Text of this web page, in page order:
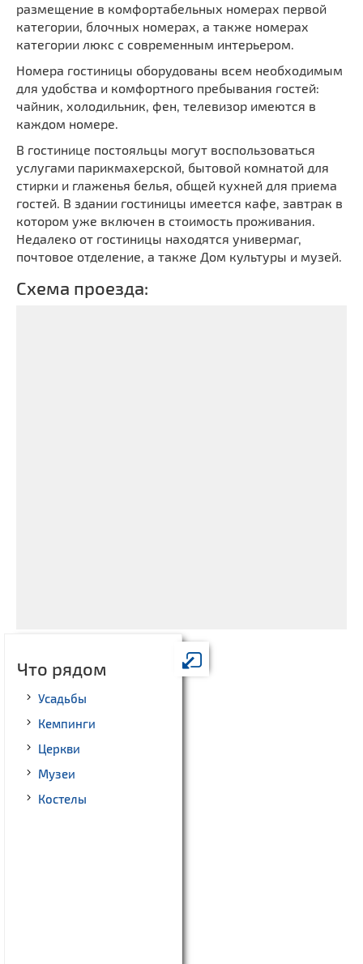
размещение в комфортабельных номерах первой
категории, блочных номерах, а также номерах
категории люкс с современным интерьером.
Номера гостиницы оборудованы всем необходимым
для удобства и комфортного пребывания гостей:
чайник, холодильник, фен, телевизор имеются в
каждом номере.
В гостинице постояльцы могут воспользоваться
услугами парикмахерской, бытовой комнатой для
стирки и глаженья белья, общей кухней для приема
гостей. В здании гостиницы имеется кафе, завтрак в
котором уже включен в стоимость проживания.
Недалеко от гостиницы находятся универмаг,
почтовое отделение, а также Дом культуры и музей.
Схема проезда:
Что рядом
Усадьбы
Кемпинги
Церкви
Музеи
Костелы